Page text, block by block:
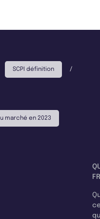
SCPI définition /
marché en 2023